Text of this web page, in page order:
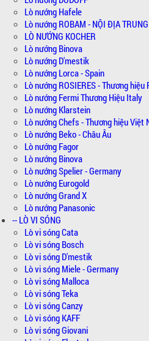
Lò nướng Hafele
Lò nướng ROBAM - NỘI ĐỊA
LÒ NƯỚNG KOCHER
Lò nướng Binova
Lò nướng D'mestik
Lò nướng Lorca - Spain
Lò nướng ROSIERES - Thương hiệu
Lò nướng Fermi Thương Hiệu Italy
Lò nướng Klarstein
Lò nướng Chefs - Thương hiệu Việt
Lò nướng Beko - Châu Âu
Lò nướng Fagor
Lò nướng Binova
Lò nướng Spelier - Germany
Lò nướng Eurogold
Lò nướng Grand X
Lò nướng Panasonic
-- LÒ VI SÓNG
Lò vi sóng Cata
Lò vi sóng Bosch
Lò vi sóng D'mestik
Lò vi sóng Miele - Germany
Lò vi sóng Malloca
Lò vi sóng Teka
Lò vi sóng Canzy
Lò vi sóng KAFF
Lò vi sóng Giovani